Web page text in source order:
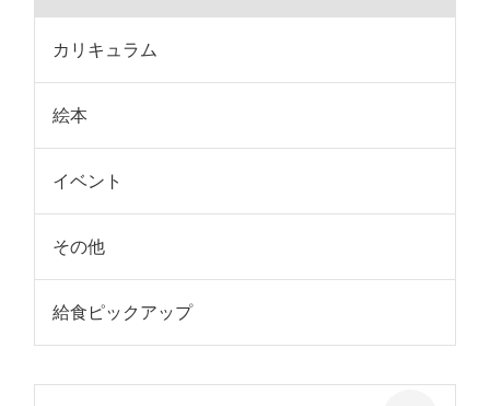
カリキュラム
絵本
イベント
その他
給食ピックアップ